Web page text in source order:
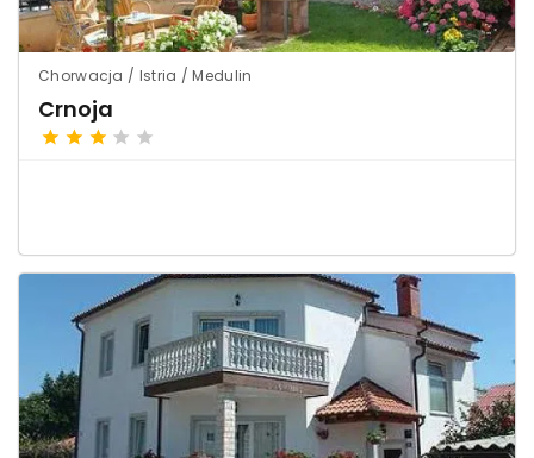
Chorwacja / Istria / Medulin
Crnoja